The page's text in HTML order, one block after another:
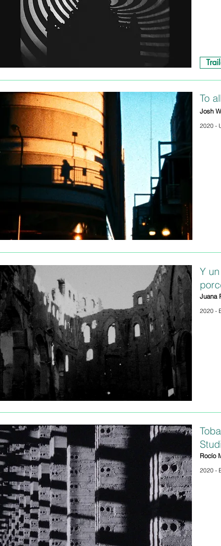
To
Josh
2020 -
Y
Juana
2020 -
Rocío
2020 -